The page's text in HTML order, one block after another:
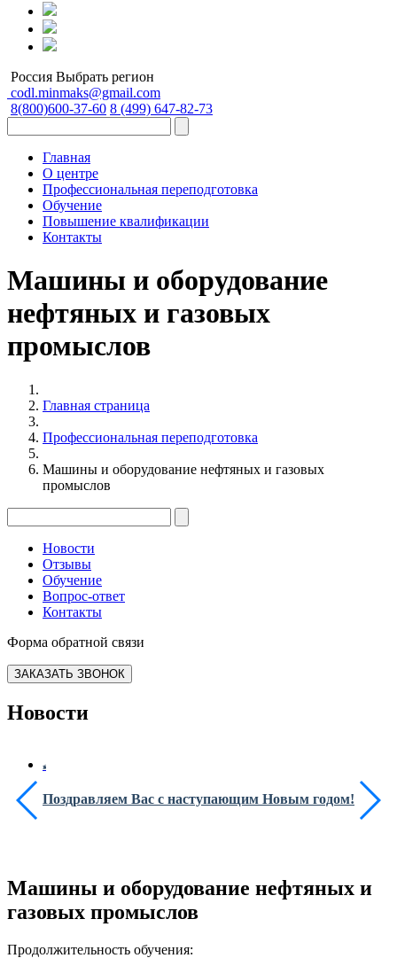
Россия Выбрать регион
codl.minmaks@gmail.com
8(800)600-37-60 8 (499) 647-82-73
Главная
О центре
Профессиональная переподготовка
Обучение
Повышение квалификации
Контакты
Машины и оборудование
нефтяных и газовых
промыслов
Главная страница
Профессиональная переподготовка
Машины и оборудование нефтяных и газовых
промыслов
Новости
Отзывы
Обучение
Вопрос-ответ
Контакты
Форма обратной связи
ЗАКАЗАТЬ ЗВОНОК
Новости
Поздравляем Вас с наступающим Новым годом!
Машины и оборудование нефтяных и
газовых промыслов
Продолжительность обучения: